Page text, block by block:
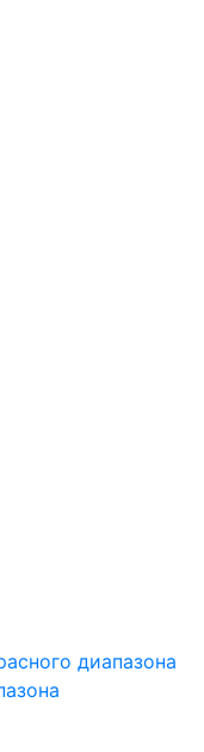
диапазона